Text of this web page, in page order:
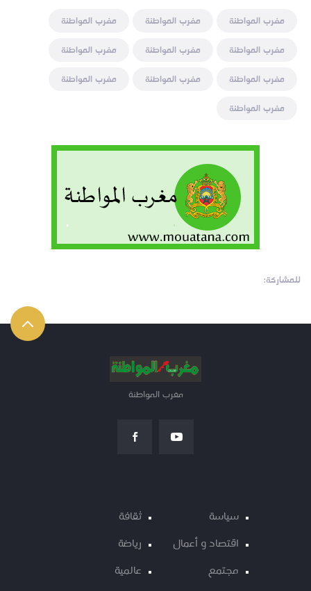
مغرب المواطنة مغرب المواطنة
مغرب المواطنة
مغرب المواطنة
مغرب المواطنة
مغرب المواطنة
مغرب المواطنة
مغرب المواطنة
مغرب المواطنة
مغرب المواطنة
للمشاركة:
مغرب المواطنة
سياسة
اقتصاد و أعمال
مجتمع
ثقافة
رياضة
عالمية